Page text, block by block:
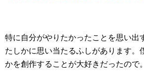
特に自分がやりたかったことを思い出
たしかに思い当たるふしがあります。
かを創作することが大好きだったので。